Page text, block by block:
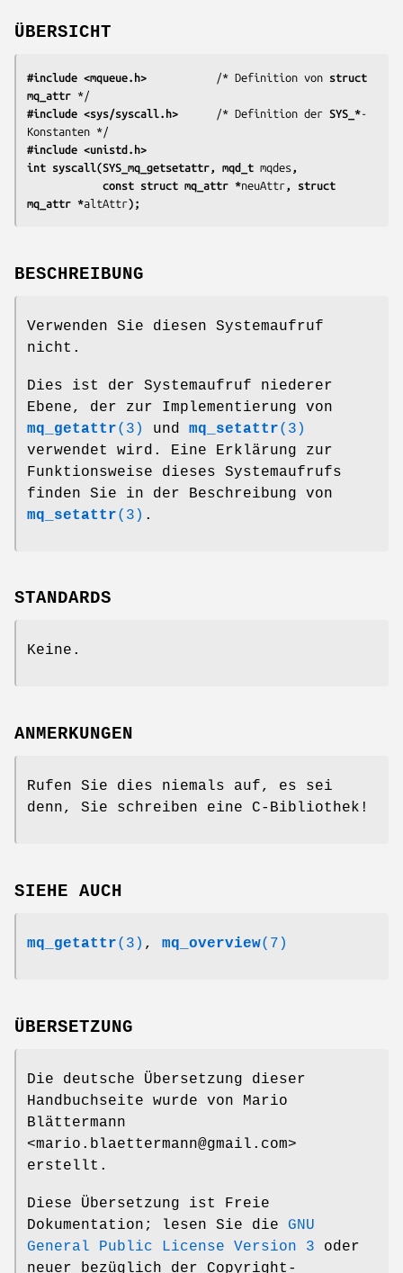
ÜBERSICHT
#include <mqueue.h>
           /* Definition von
struct
mq_attr
#include <sys/syscall.h>
      /* Definition der
SYS_*-
#include <unistd.h>
int syscall(SYS_mq_getsetattr, mqd_t mqdes ,
            const struct mq_attr *
neuAttr , struct
mq_attr *altAttr);
BESCHREIBUNG
Verwenden Sie diesen Systemaufruf
nicht.
Dies ist der Systemaufruf niederer
Ebene, der zur Implementierung von
mq_getattr(3) und mq_setattr(3)
verwendet wird. Eine Erklärung zur
Funktionsweise dieses Systemaufrufs
finden Sie in der Beschreibung von
mq_setattr(3) .
STANDARDS
Keine.
ANMERKUNGEN
Rufen Sie dies niemals auf, es sei
denn, Sie schreiben eine C-Bibliothek!
SIEHE AUCH
mq_getattr(3) , mq_overview(7)
ÜBERSETZUNG
Die deutsche Übersetzung dieser
Handbuchseite wurde von Mario
Blättermann
<mario.blaettermann@gmail.com>
erstellt.
Diese Übersetzung ist Freie
Dokumentation; lesen Sie die GNU
General Public License Version 3 oder
neuer bezüglich der Copyright-